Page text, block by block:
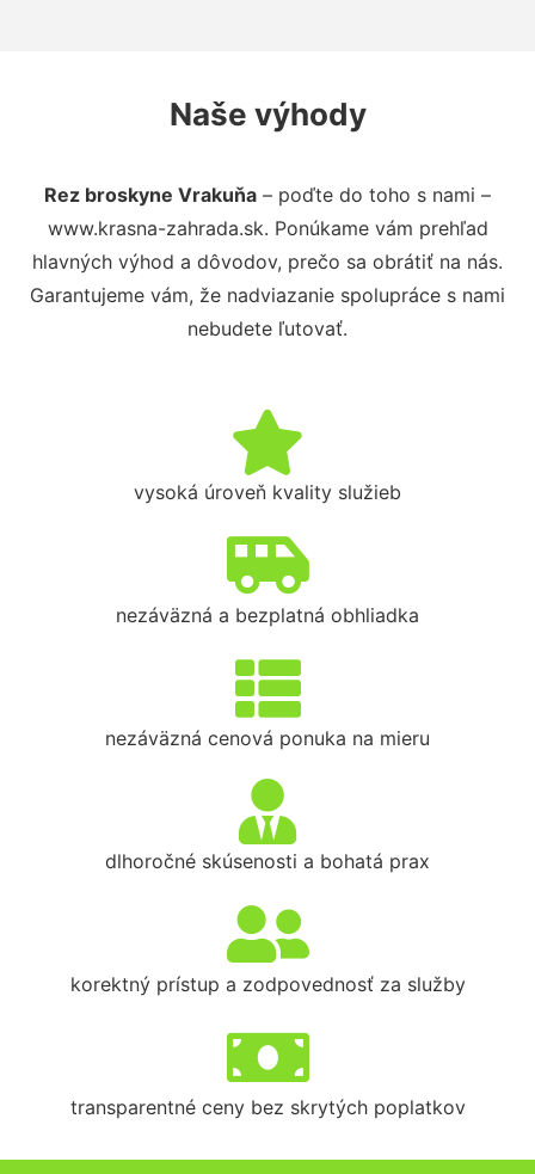
Naše výhody
Rez broskyne Vrakuňa – poďte do toho s nami –
www.krasna-zahrada.sk. Ponúkame vám prehľad
hlavných výhod a dôvodov, prečo sa obrátiť na nás.
Garantujeme vám, že nadviazanie spolupráce s nami
nebudete ľutovať.
vysoká úroveň kvality služieb
nezáväzná a bezplatná obhliadka
nezáväzná cenová ponuka na mieru
dlhoročné skúsenosti a bohatá prax
korektný prístup a zodpovednosť za služby
transparentné ceny bez skrytých poplatkov